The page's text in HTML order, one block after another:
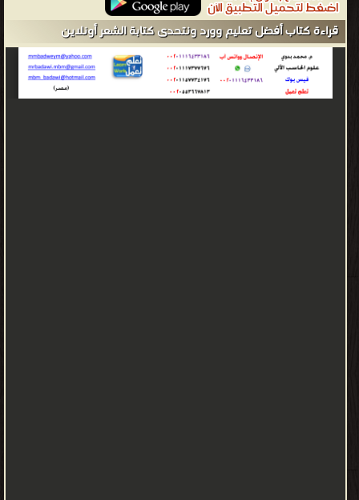
قراءة كتاب أفضل تعليم وورد ونتحدى كتابة الشعر أونلاين